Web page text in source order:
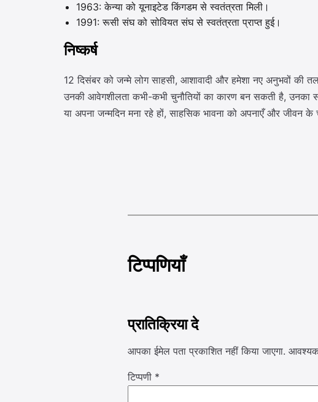
1963: केन्या को यूनाइटेड किंगडम से स्वतंत्रता मिली।
1991: रूसी संघ को सोवियत संघ से स्वतंत्रता प्राप्त हुई।
निष्कर्ष
12 दिसंबर को जन्मे लोग साहसी, आशावादी और हमेशा नए अनुभवों की
उनकी आवेगशीलता कभी-कभी चुनौतियों का कारण बन सकती है, उनका
या अपना जन्मदिन मना रहे हों, साहसिक भावना को अपनाएँ और जीवन के
टिप्पणियाँ
प्रातिक्रिया दे
आपका ईमेल पता प्रकाशित नहीं किया जाएगा. आवश्यक
टिप्पणी *